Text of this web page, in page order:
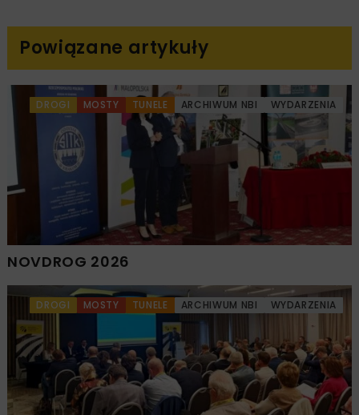
Powiązane artykuły
DROGI MOSTY TUNELE ARCHIWUM NBI WYDARZENIA
NOVDROG 2026
DROGI MOSTY TUNELE ARCHIWUM NBI WYDARZENIA